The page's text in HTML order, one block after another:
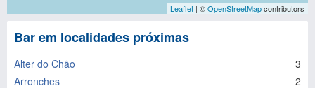
Leaflet | ©OpenStreetMapcontributors
Bar em localidades próximas
Alter do Chão
3
Arronches
2